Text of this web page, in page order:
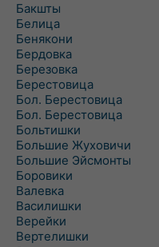
Бакшты
Белица
Бенякони
Бердовка
Березовка
Берестовица
Бол. Берестовица
Бол. Берестовица
Больтишки
Большие Жуховичи
Большие Эйсмонты
Боровики
Валевка
Василишки
Верейки
Вертелишки